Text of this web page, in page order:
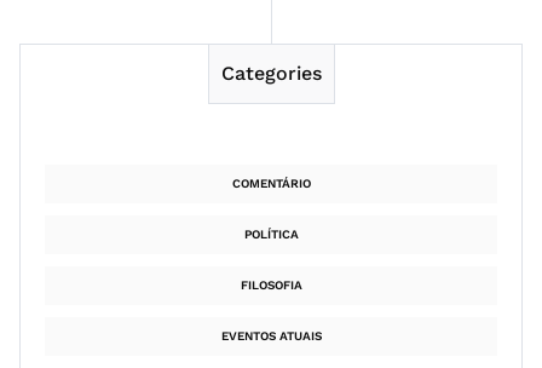
Categories
COMENTÁRIO
POLÍTICA
FILOSOFIA
EVENTOS ATUAIS